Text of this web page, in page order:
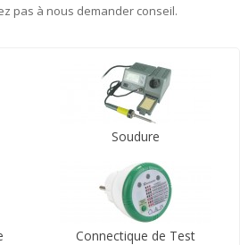
pas à nous demander conseil.
Soudure
Connectique de Test